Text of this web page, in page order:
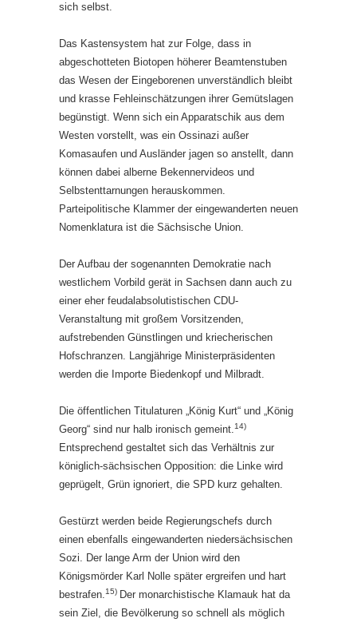
sich selbst.
Das Kastensystem hat zur Folge, dass in
abgeschotteten Biotopen höherer Beamtenstuben
das Wesen der Eingeborenen unverständlich bleibt
und krasse Fehleinschätzungen ihrer Gemütslagen
begünstigt. Wenn sich ein Apparatschik aus dem
Westen vorstellt, was ein Ossinazi außer
Komasaufen und Ausländer jagen so anstellt, dann
können dabei alberne Bekennervideos und
Selbstenttarnungen herauskommen.
Parteipolitische Klammer der eingewanderten neuen
Nomenklatura ist die Sächsische Union.
Der Aufbau der sogenannten Demokratie nach
westlichem Vorbild gerät in Sachsen dann auch zu
einer eher feudalabsolutistischen CDU-
Veranstaltung mit großem Vorsitzenden,
aufstrebenden Günstlingen und kriecherischen
Hofschranzen. Langjährige Ministerpräsidenten
werden die Importe Biedenkopf und Milbradt.
Die öffentlichen Titulaturen „König Kurt“ und „König
Georg“ sind nur halb ironisch gemeint.14)
Entsprechend gestaltet sich das Verhältnis zur
königlich-sächsischen Opposition: die Linke wird
geprügelt, Grün ignoriert, die SPD kurz gehalten.
Gestürzt werden beide Regierungschefs durch
einen ebenfalls eingewanderten niedersächsischen
Sozi. Der lange Arm der Union wird den
Königsmörder Karl Nolle später ergreifen und hart
bestrafen.15) Der monarchistische Klamauk hat da
sein Ziel, die Bevölkerung so schnell als möglich